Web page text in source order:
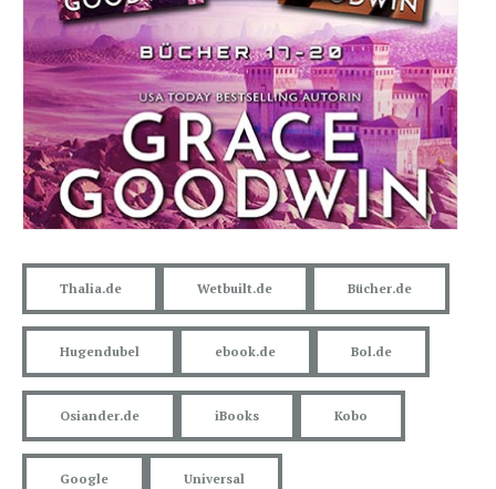
Thalia.de Wetbuilt.de Bücher.de
Hugendubel ebook.de Bol.de
Osiander.de iBooks Kobo
Google Universal